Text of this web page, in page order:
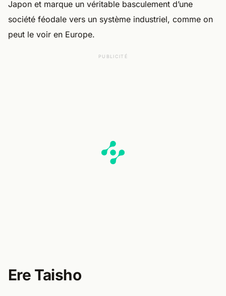
Japon et marque un véritable basculement d’une
société féodale vers un système industriel, comme on
peut le voir en Europe.
PUBLICITÉ
Ere Taisho